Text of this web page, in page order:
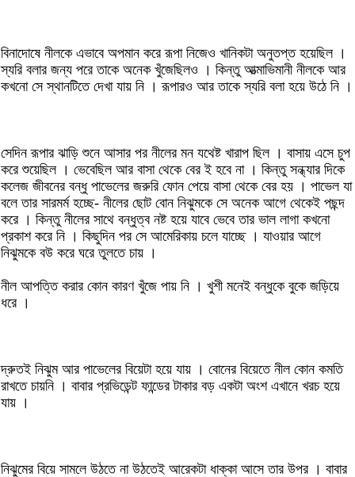
বিনাদোষে নীলকে এভাবে অপমান করে রূপা নিজেও খানিকটা অনুতপ্ত হয়েছিল ।
স্যরি বলার জন্য পরে তাকে অনেক খুঁজেছিলও । কিন্তু আত্মাভিমানী নীলকে আর
কখনো সে স্থানটিতে দেখা যায় নি । রূপারও আর তাকে স্যরি বলা হয়ে উঠে নি ।
সেদিন রূপার ঝাড়ি শুনে আসার পর নীলের মন যথেষ্ট খারাপ ছিল । বাসায় এসে চুপ
করে শুয়েছিল । ভেবেছিল আর বাসা থেকে বের ই হবে না । কিন্তু সন্ধ্যার দিকে
কলেজ জীবনের বন্ধু পাভেলের জরুরি ফোন পেয়ে বাসা থেকে বের হয় । পাভেল যা
বলে তার সারমর্ম হচ্ছে- নীলের ছোট বোন নিঝুমকে সে অনেক আগে থেকেই পছন্দ
করে । কিন্তু নীলের সাথে বন্ধুত্ব নষ্ট হয়ে যাবে ভেবে তার ভাল লাগা কখনো
প্রকাশ করে নি । কিছুদিন পর সে আমেরিকায় চলে যাচ্ছে । যাওয়ার আগে
নিঝুমকে বউ করে ঘরে তুলতে চায় ।
নীল আপত্তি করার কোন কারণ খুঁজে পায় নি । খুশী মনেই বন্ধুকে বুকে জড়িয়ে
ধরে ।
দ্রুতই নিঝুম আর পাভেলের বিয়েটা হয়ে যায় । বোনের বিয়েতে নীল কোন কমতি
রাখতে চায়নি । বাবার প্রভিডেন্ট ফান্ডের টাকার বড় একটা অংশ এখানে খরচ হয়ে
যায় ।
নিঝুমের বিয়ে সামলে উঠতে না উঠতেই আরেকটা ধাক্কা আসে তার উপর । বাবার